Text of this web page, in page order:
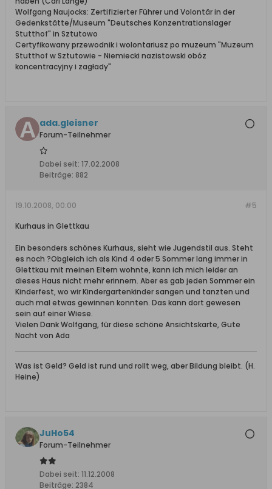
Wolfgang Naujocks: Zertifizierter Führer und Volontär in der
Gedenkstätte/Museum "Deutsches Konzentrationslager
Stutthof" in Sztutowo
Certyfikowany przewodnik i wolontariusz po muzeum "Muzeum
Stutthof w Sztutowie - Niemiecki nazistowski obóz
koncentracyjny i zagłady"
ada.gleisner
Forum-Teilnehmer
Dabei seit: 17.02.2008
Beiträge: 882
#5
19.10.2008, 00:00
Kurhaus in Glettkau
Ein besonders schönes Kurhaus, sieht wie Jugendstil aus. Steht
es noch ?Obgleich ich als Kind 4 oder 5 Sommer lang immer in
Glettkau mit meinen Eltern wohnte, kann ich mich leider an
dieses Haus nicht mehr erinnern. Aber es gab jeden Sommer ein
Kinderfest, wo wir Kindergartenkinder sangen und tanzten und
auch mal etwas gewinnen konnten. Das kann dort gewesen
sein auf einer Wiese.
Vielen Dank Wolfgang, für diese schöne Ansichtskarte, Gute
Nacht von Ada
Was ist Geld? Geld ist rund und rollt weg, aber Bildung bleibt. (H.
Heine)
JuHo54
Forum-Teilnehmer
Dabei seit: 11.12.2008
Beiträge: 2384